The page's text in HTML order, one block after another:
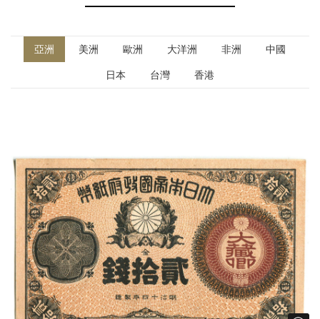
亞洲 美洲 歐洲 大洋洲 非洲 中國
日本 台灣 香港